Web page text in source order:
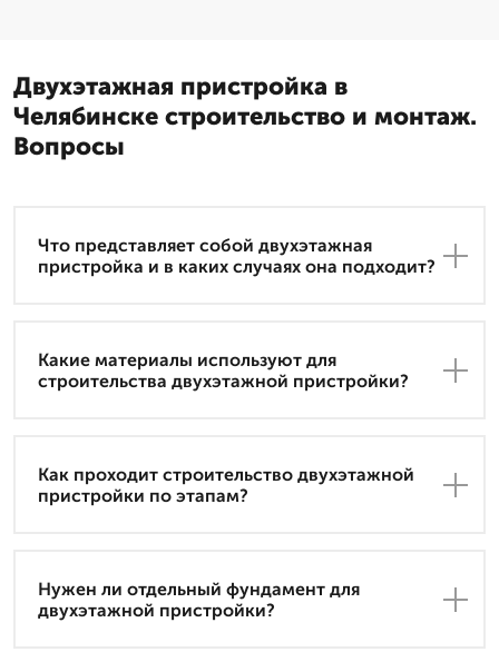
Двухэтажная пристройка в
Челябинске строительство и монтаж.
Вопросы
Что представляет собой двухэтажная
пристройка и в каких случаях она подходит?
Какие материалы используют для
строительства двухэтажной пристройки?
Как проходит строительство двухэтажной
пристройки по этапам?
Нужен ли отдельный фундамент для
двухэтажной пристройки?